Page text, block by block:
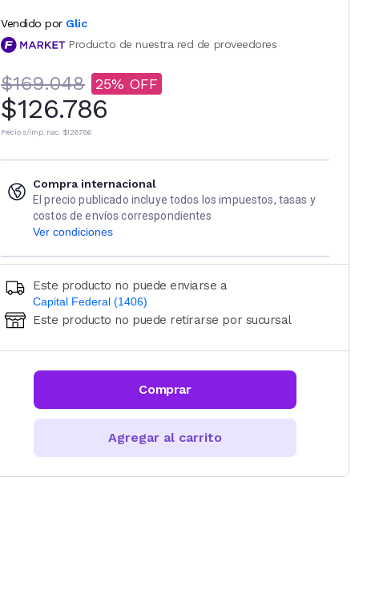
Vendido por Glic
Producto de nuestra red de proveedores
$169.048 25
$126.786
Precio s/imp. nac. $126.786
Compra internacional
El precio publicado incluye todos los impuestos, tasas y
costos de envíos correspondientes
Ver condiciones
Este producto no puede enviarse a
Capital Federal (1406)
Ingresá código postal (sólo números)
CALCULAR
Este producto no puede retirarse por sucursal
Comprar
Agregar al carrito